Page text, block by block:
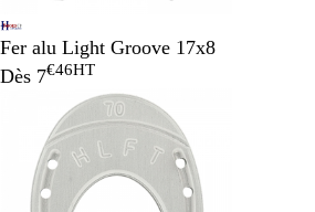
Fer alu Light Groove 17x8
Dès 7€46HT